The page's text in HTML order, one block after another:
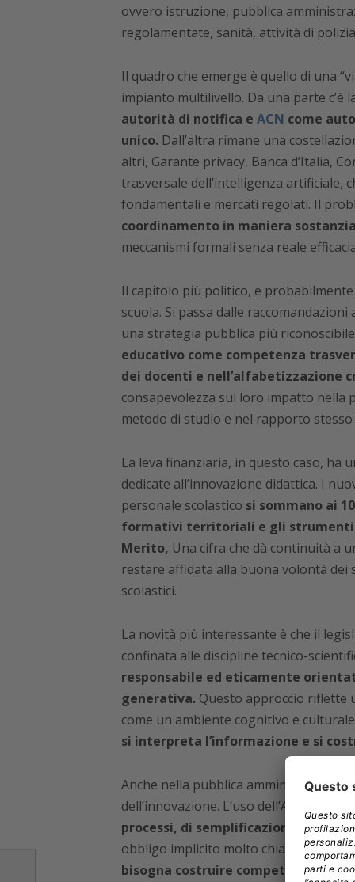
ovvero istruzione, pubblica
regolamentate, sanità, attività di
Il quadro che emerge è quello di una
impianto multilivello. Da una parte c’è
autorità di notifica e ACN come
unico.Dall’altra rimane una
altri, Garante privacy, Banca d’Italia,
trasversale dell’intelligenza
fondamentali e mercati regolati. Il
coordinamento in maniera
meccanismi formali senza reale
Il capitolo più politico, e
scuola. Si passa dalle
una strategia pubblica più
educativo come competenza
dei docenti e nell’alfabetizzazione
consapevolezza sul loro impatto nella
metodo di studio e nel rapporto
La leva finanziaria, in questo caso, ha
dedicate all’innovazione didattica. I
personale scolastico si sommano ai
formativi territoriali e gli strumenti
Merito, Una cifra che dà continuità a
restare affidata alla buona volontà
scolastici.
La novità più interessante è che il
confinata alle discipline tecnico-
responsabile ed eticamente
generativa.Questo approccio riflette
come un ambiente cognitivo e
si interpreta l’informazione e si
Anche nella pubblica amministrazione
dell’innovazione. L’uso dell’AI viene
processi, di semplificazione e di
obbligo implicito molto chiaro, per il
bisogna costruire competenze